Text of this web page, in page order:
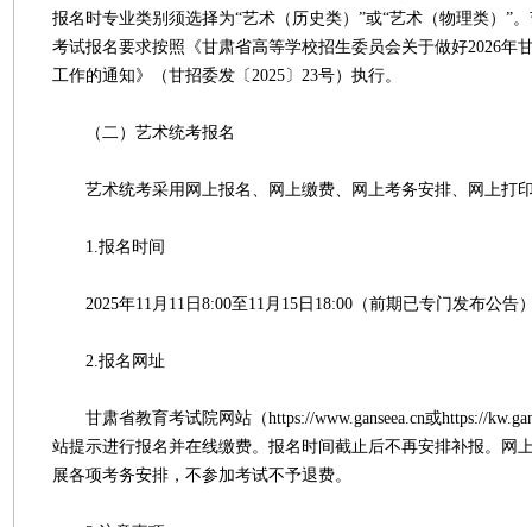
报名时专业类别须选择为“艺术（历史类）”或“艺术（物理类）”
考试报名要求按照《甘肃省高等学校招生委员会关于做好2026年
工作的通知》（甘招委发〔2025〕23号）执行。
（二）艺术统考报名
艺术统考采用网上报名、网上缴费、网上考务安排、网上打
1.报名时间
2025年11月11日8:00至11月15日18:00（前期已专门发布公告
2.报名网址
甘肃省教育考试院网站（https://www.ganseea.cn或https://
站提示进行报名并在线缴费。报名时间截止后不再安排补报。网
展各项考务安排，不参加考试不予退费。